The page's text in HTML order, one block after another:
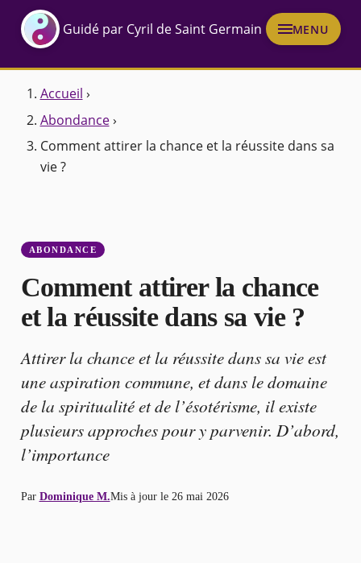
Guidé par Cyril de Saint Germain MENU
Accueil ›
Abondance ›
Comment attirer la chance et la réussite dans sa
vie ?
ABONDANCE
Comment attirer la chance
et la réussite dans sa vie ?
Attirer la chance et la réussite dans sa vie est
une aspiration commune, et dans le domaine
de la spiritualité et de l’ésotérisme, il existe
plusieurs approches pour y parvenir. D’abord,
l’importance
Par Dominique M.Mis à jour le 26 mai 2026